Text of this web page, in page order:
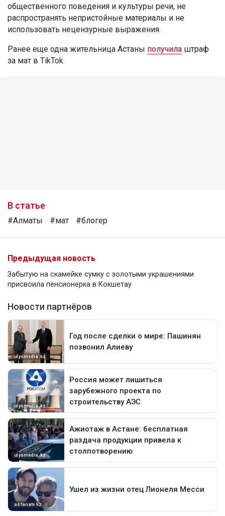
общественного поведения и культуры речи, не
распространять непристойные материалы и не
использовать нецензурные выражения.
Ранее еще одна жительница Астаны получила штраф
за мат в TikTok.
В статье
#Алматы #мат #блогер
Предыдущая новость
Забытую на скамейке сумку с золотыми украшениями
присвоила пенсионерка в Кокшетау